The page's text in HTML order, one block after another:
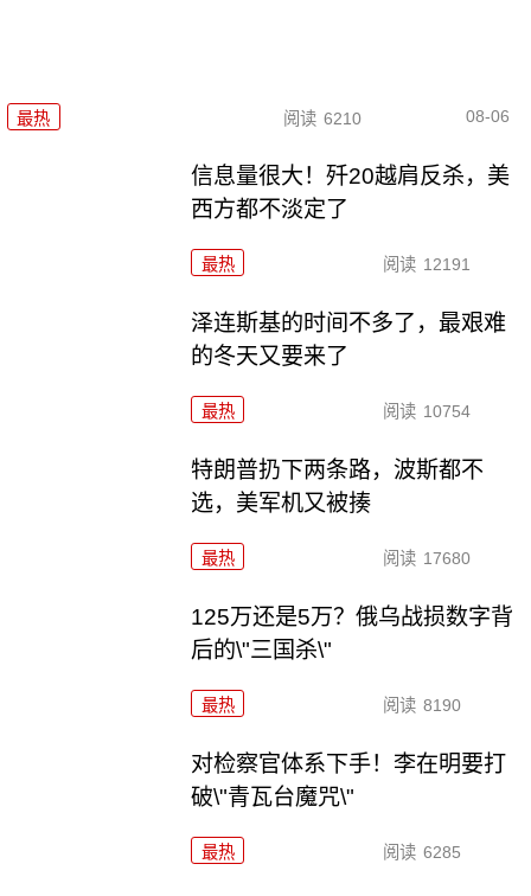
最热 阅读 6210 08-06
信息量很大！歼20越肩反杀，美
西方都不淡定了
最热 阅读 12191
泽连斯基的时间不多了，最艰难
的冬天又要来了
最热 阅读 10754
特朗普扔下两条路，波斯都不
选，美军机又被揍
最热 阅读 17680
125万还是5万？俄乌战损数字背
后的\"三国杀\"
最热 阅读 8190
对检察官体系下手！李在明要打
破\"青瓦台魔咒\"
最热 阅读 6285